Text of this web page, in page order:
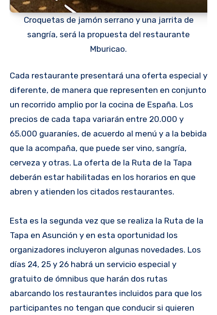
Croquetas de jamón serrano y una jarrita de
sangría, será la propuesta del restaurante
Mburicao.
Cada restaurante presentará una oferta especial y
diferente, de manera que representen en conjunto
un recorrido amplio por la cocina de España. Los
precios de cada tapa variarán entre 20.000 y
65.000 guaraníes, de acuerdo al menú y a la bebida
que la acompaña, que puede ser vino, sangría,
cerveza y otras. La oferta de la Ruta de la Tapa
deberán estar habilitadas en los horarios en que
abren y atienden los citados restaurantes.
Esta es la segunda vez que se realiza la Ruta de la
Tapa en Asunción y en esta oportunidad los
organizadores incluyeron algunas novedades. Los
días 24, 25 y 26 habrá un servicio especial y
gratuito de ómnibus que harán dos rutas
abarcando los restaurantes incluidos para que los
participantes no tengan que conducir si quieren